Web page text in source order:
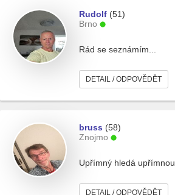
Rudolf (51)
Brno
Rád se seznámím...
DETAIL / ODPOVĚDĚT
bruss (58)
Znojmo
Upřímný hledá upřímnou
DETAIL / ODPOVĚDĚT